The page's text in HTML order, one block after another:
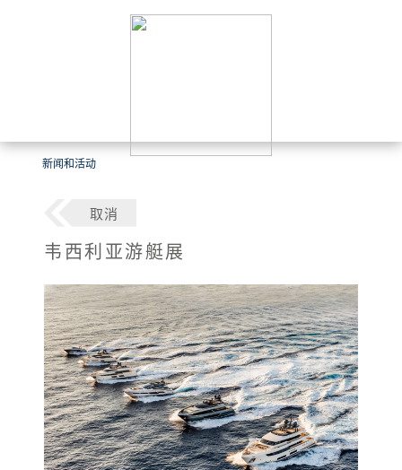
新闻和活动
取消
韦西利亚游艇展